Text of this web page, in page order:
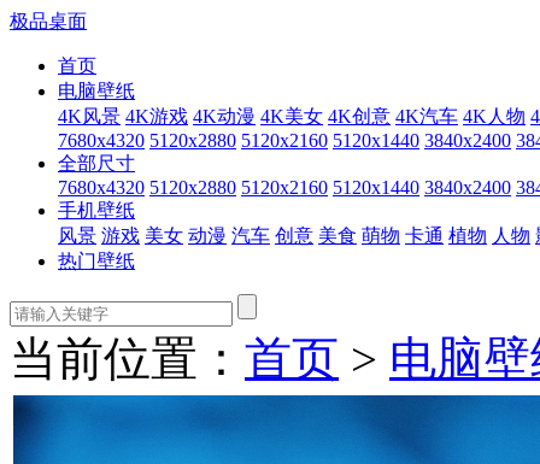
极品桌面
首页
电脑壁纸
4K风景 4K游戏 4K动漫 4K美女 4K创意 4K汽车 4K人物
7680x4320 5120x2880 5120x2160 5120x1440 3840x2400
全部尺寸
7680x4320 5120x2880 5120x2160 5120x1440 3840x2400
手机壁纸
风景 游戏 美女 动漫 汽车 创意 美食 萌物 卡通 植物 人物
热门壁纸
当前位置： 首页 > 电脑